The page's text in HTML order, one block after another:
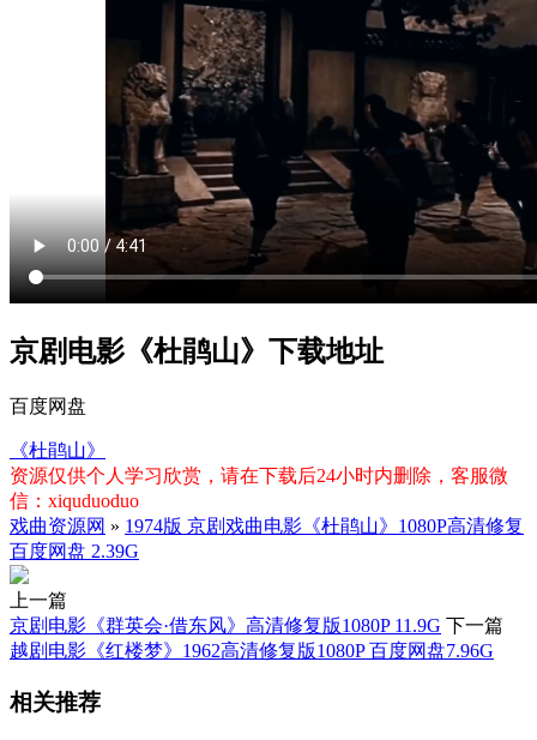
京剧电影《杜鹃山》下载地址
百度网盘
《杜鹃山》
资源仅供个人学习欣赏，请在下载后24小时内删除，客服微
信：xiquduoduo
戏曲资源网 » 1974版 京剧戏曲电影《杜鹃山》1080P高清修复
百度网盘 2.39G
上一篇
京剧电影《群英会·借东风》高清修复版1080P 11.9G 下一篇
越剧电影《红楼梦》1962高清修复版1080P 百度网盘7.96G
相关推荐